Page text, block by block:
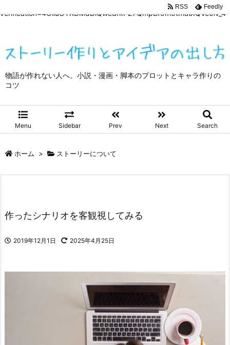
verification=4OliuOTXDMdDiQwedrkPZ7QmpBf9m9tma0IQVe0lv_4
物語が作れない人へ。小説・漫画・脚本のプロットとキャラ作りの
コツ
Menu Sidebar Prev Next Search
RSS Feedly
ホーム > ストーリーについて
作ったシナリオを客観視してみる
2019年12月1日 2025年4月25日